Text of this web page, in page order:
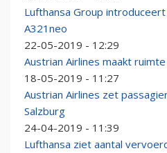
Lufthansa Group
A321neo
22-05-2019 - 12:29
Austrian Airlines maakt
18-05-2019 - 11:27
Austrian Airlines zet
Salzburg
24-04-2019 - 11:39
Lufthansa ziet aantal